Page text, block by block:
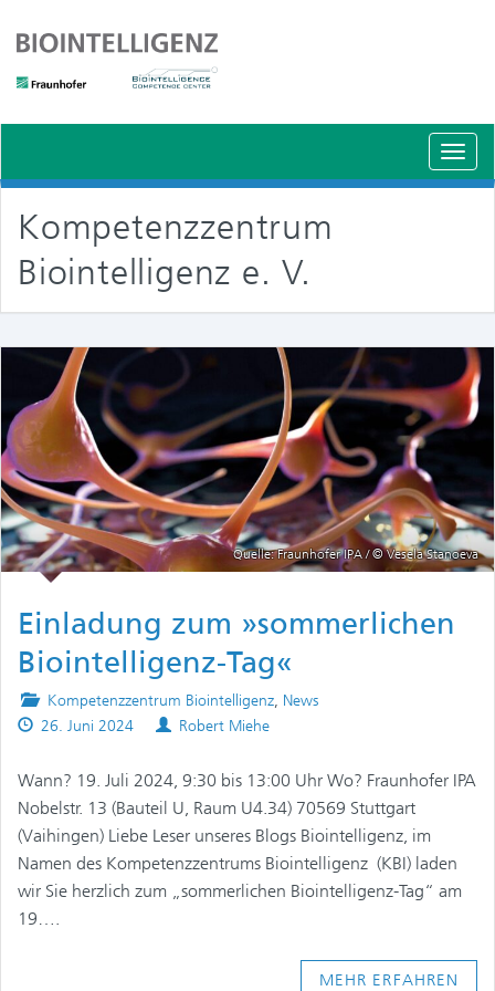
Kompetenzzentrum
Biointelligenz e. V.
Quelle: Fraunhofer IPA / © Vesela Stanoeva
Einladung zum »sommerlichen
Biointelligenz-Tag«
Posted
in
Kompetenzzentrum Biointelligenz, News
Published
26. Juni 2024 Authors
Robert Miehe
Wann? 19. Juli 2024, 9:30 bis 13:00 Uhr Wo? Fraunhofer IPA
Nobelstr. 13 (Bauteil U, Raum U4.34) 70569 Stuttgart
(Vaihingen) Liebe Leser unseres Blogs Biointelligenz, im
Namen des Kompetenzzentrums Biointelligenz (KBI) laden
wir Sie herzlich zum „sommerlichen Biointelligenz-Tag“ am
19….
MEHR ERFAHREN